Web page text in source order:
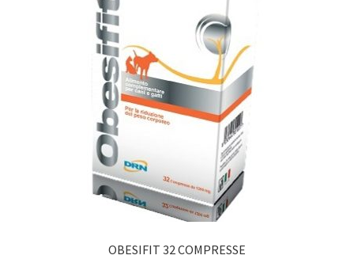
OBESIFIT 32 COMPRESSE